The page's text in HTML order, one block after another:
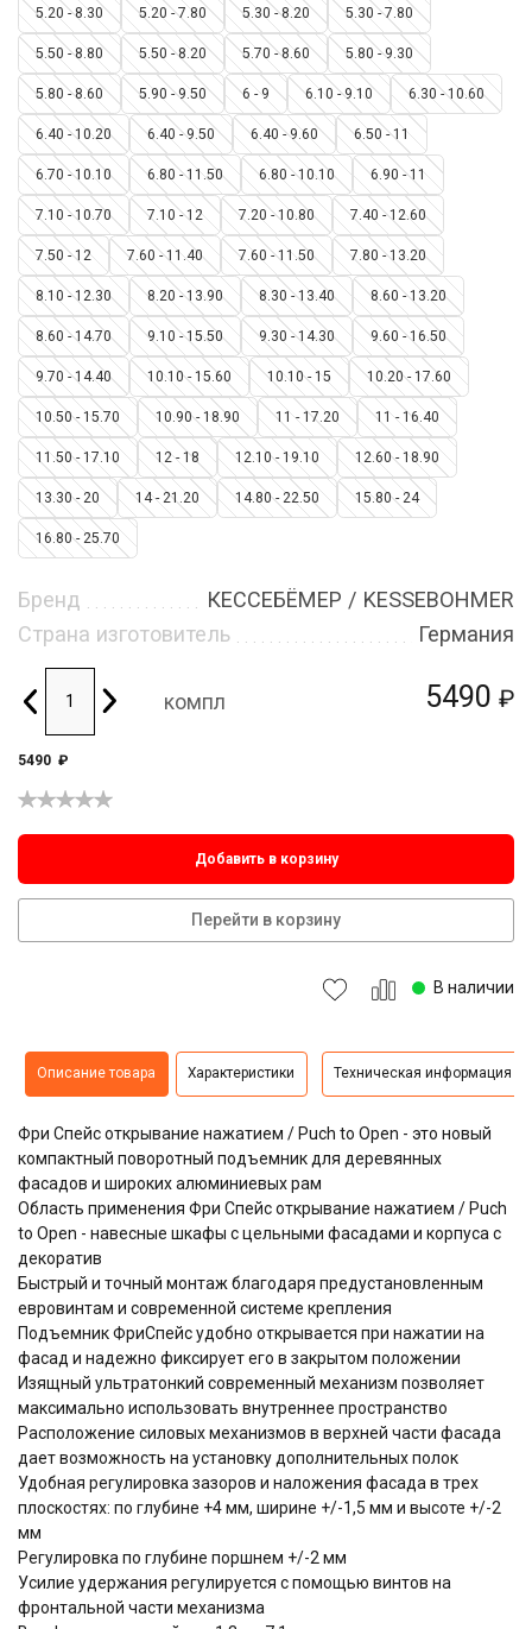
5490 ₽
5.20 - 8.30 5.20 - 7.80 5.30 - 8.20 5.30 - 7.80
5.50 - 8.80 5.50 - 8.20 5.70 - 8.60 5.80 - 9.30
5.80 - 8.60 5.90 - 9.50 6 - 9 6.10 - 9.10 6.30 - 10.60
6.40 - 10.20 6.40 - 9.50 6.40 - 9.60 6.50 - 11
6.70 - 10.10 6.80 - 11.50 6.80 - 10.10 6.90 - 11
7.10 - 10.70 7.10 - 12 7.20 - 10.80 7.40 - 12.60
7.50 - 12 7.60 - 11.40 7.60 - 11.50 7.80 - 13.20
8.10 - 12.30 8.20 - 13.90 8.30 - 13.40 8.60 - 13.20
8.60 - 14.70 9.10 - 15.50 9.30 - 14.30 9.60 - 16.50
9.70 - 14.40 10.10 - 15.60 10.10 - 15 10.20 - 17.60
10.50 - 15.70 10.90 - 18.90 11 - 17.20 11 - 16.40
11.50 - 17.10 12 - 18 12.10 - 19.10 12.60 - 18.90
13.30 - 20 14 - 21.20 14.80 - 22.50 15.80 - 24
16.80 - 25.70
Бренд
КЕССЕБЁМЕР / KESSEBOHMER
Страна изготовитель
Германия
компл
5490 ₽
Добавить в корзину
Перейти в корзину
В наличии
Описание товара Характеристики Техническая информация
Фри Спейс открывание нажатием / Puch to Open - это новый
компактный поворотный подъемник для деревянных
фасадов и широких алюминиевых рам
Область применения Фри Спейс открывание нажатием / Puch
to Open - навесные шкафы с цельными фасадами и корпуса с
декоратив
Быстрый и точный монтаж благодаря предустановленным
евровинтам и современной системе крепления
Подъемник ФриСпейс удобно открывается при нажатии на
фасад и надежно фиксирует его в закрытом положении
Изящный ультратонкий cовременный механизм позволяет
максимально использовать внутреннее пространство
Расположение силовых механизмов в верхней части фасада
дает возможность на установку дополнительных полок
Удобная регулировка зазоров и наложения фасада в трех
плоскостях: по глубине +4 мм, ширине +/-1,5 мм и высоте +/-2
мм
Регулировка по глубине поршнем +/-2 мм
Усилие удержания регулируется с помощью винтов на
фронтальной части механизма